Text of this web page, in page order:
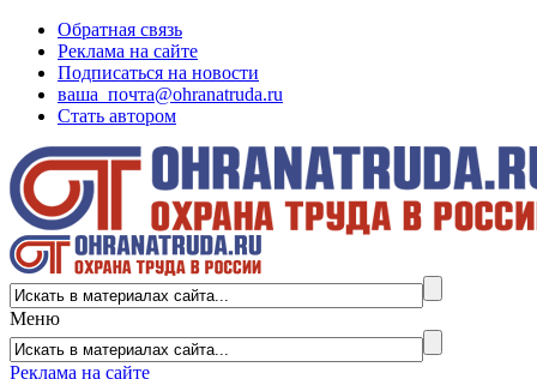
Обратная связь
Реклама на сайте
Подписаться на новости
ваша_почта@ohranatruda.ru
Стать автором
Меню
Реклама на сайте